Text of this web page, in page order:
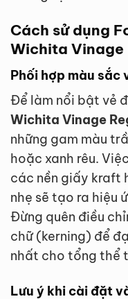
Cách sử dụng
Wichita Vinage
Phối hợp màu sắc
Để làm nổi bật vẻ
Wichita Vinage
những gam màu
hoặc xanh rêu.
các nền giấy kraft
nhẹ sẽ tạo ra hiệu
Đừng quên điều
chữ (kerning) để
nhất cho tổng thể
Lưu ý khi cài đặt